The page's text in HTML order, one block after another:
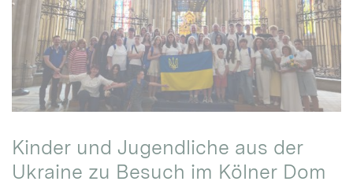
Kinder und Jugendliche aus der
Ukraine zu Besuch im Kölner Dom